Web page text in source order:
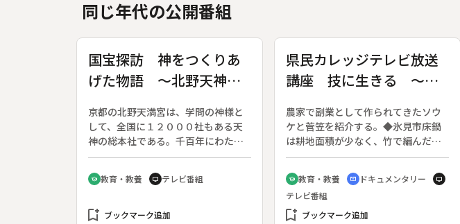
同じ年代の公開番組
国宝探訪 神をつくりあ
げた物語 ～北野天神縁
京都の北野天満宮は、学問の神様と
して、全国に１２０００社もある天
神の総本社である。千百年にわた
り、実在の人物、菅原道真を祭神と
して祀ってきた。国宝「北野天神縁
起絵巻」は、右大臣にまで昇った道
死後、怨霊となって復讐するという
school 教育・教養 tv テレビ番組
bookmark_add ブックマーク追加
県民カレッジテレビ放送
講座 技に生きる ～富
「農家の手仕事」～菅笠
作りとソウケ作り～
農家で副業として作られてきたソウ
ケと菅笠を紹介する。◆氷見市床鍋
は耕地面積が少なく、竹で編んだ笊
（ざる）・ソウケを副業として作っ
てきた。岡野さんはただ一人の継承
者。卵形の枠にタケボネを取り付
け、アミダケで編んでいく。昭和２
０年代には家族総出で作業が行わ
school 教育・教養 cinematic_blur ドキュメンタリー tv
テレビ番組
bookmark_add ブックマーク追加